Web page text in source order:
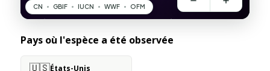
Pays où l'espèce a été observée
🇺🇸États-Unis